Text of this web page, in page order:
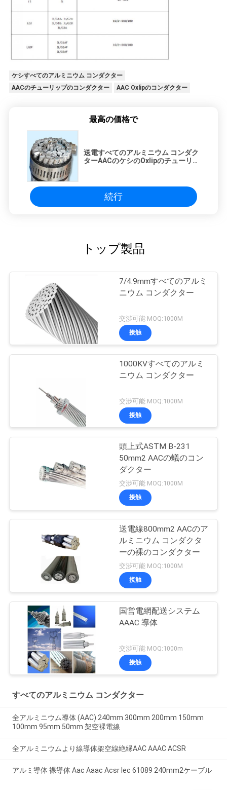
ケシすべてのアルミニウム コンダクター
AACのチューリップのコンダクター
AAC Oxlipのコンダクター
最高の価格で
送電すべてのアルミニウム コンダク
ターAACのケシのOxlipのチューリッ
続行
トップ製品
7/4.9mmすべてのアルミ
ニウム コンダクター
交渉可能 MOQ:1000M
接触
1000KVすべてのアルミ
ニウム コンダクター
交渉可能 MOQ:1000M
接触
頭上式ASTM B-231
50mm2 AACの蟻のコン
ダクター
交渉可能 MOQ:1000M
接触
送電線800mm2 AACのア
ルミニウム コンダクタ
ーの裸のコンダクター
交渉可能 MOQ:1000M
接触
国営電網配送システム
AAAC 導体
交渉可能 MOQ:1000m
接触
すべてのアルミニウム コンダクター
全アルミニウム導体 (AAC) 240mm 300mm 200mm 150mm
100mm 95mm 50mm 架空裸電線
全アルミニウムより線導体架空線絶縁AAC AAAC ACSR
アルミ導体 裸導体 Aac Aaac Acsr Iec 61089 240mm2ケーブル